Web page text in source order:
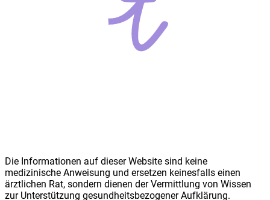
Die Informationen auf dieser Website sind keine
medizinische Anweisung und ersetzen keinesfalls einen
ärztlichen Rat, sondern dienen der Vermittlung von Wissen
zur Unterstützung gesundheitsbezogener Aufklärung.